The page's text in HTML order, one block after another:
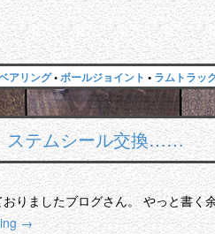
アリング•ボールジョイント • ラムトラッ
テムシール交換……
りましたブログさん。 やっと書く
→